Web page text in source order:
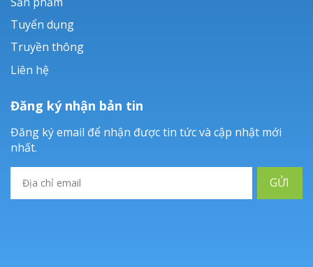
Tuyển dụng
Truyền thông
Liên hệ
Đăng ký nhận bản tin
Đăng ký email để nhận được tin tức và cập nhật mới
nhất.
GỬI